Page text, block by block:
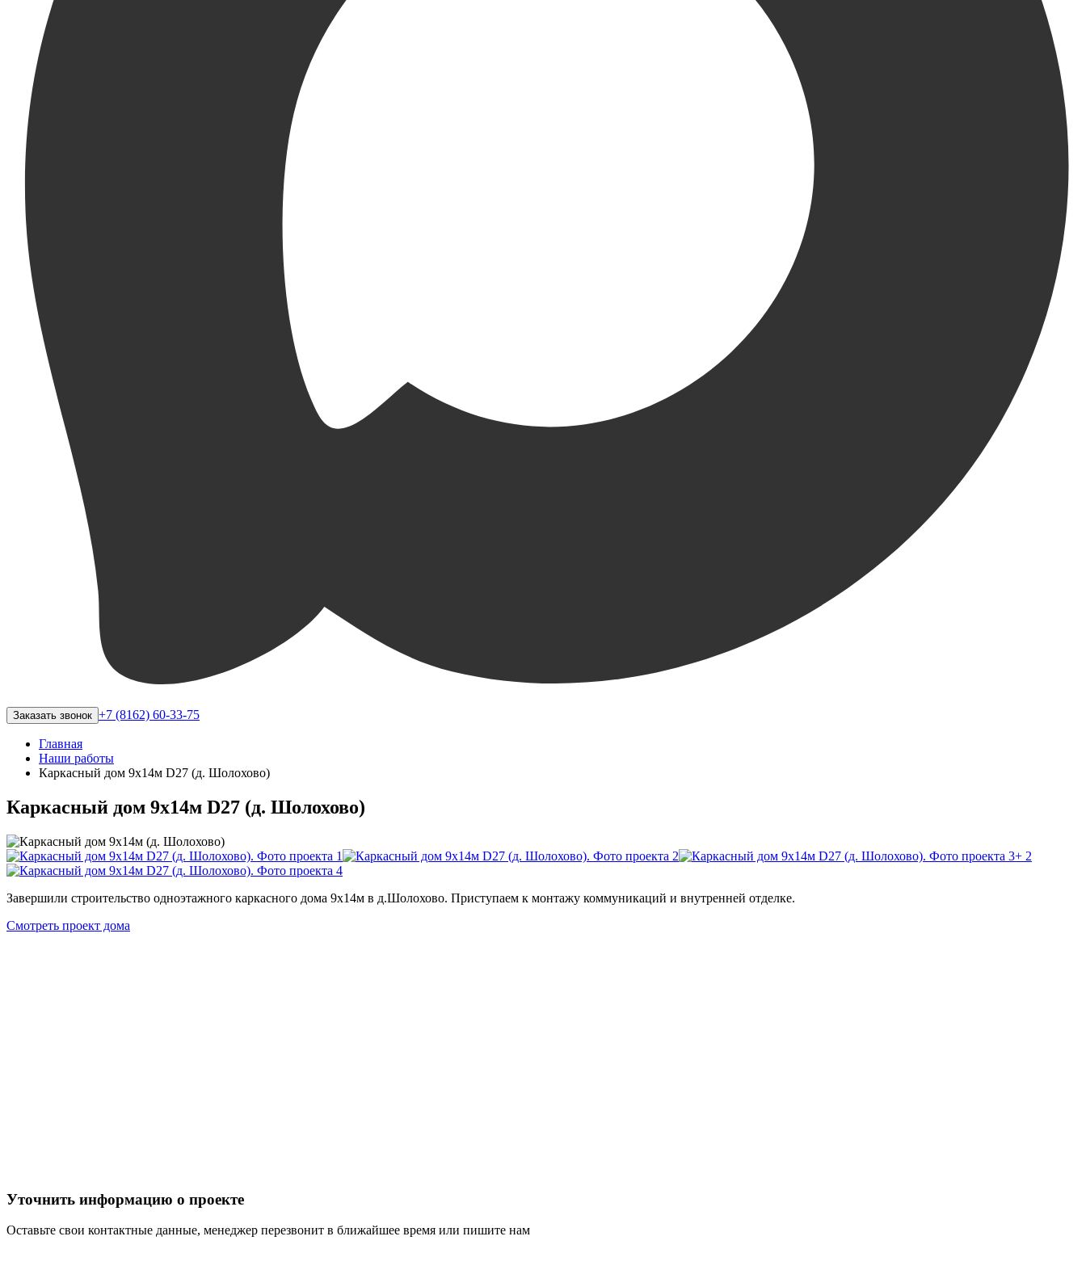
Заказать звонок +7 (8162) 60-33-75
Главная
Наши работы
Каркасный дом 9х14м D27 (д. Шолохово)
Каркасный дом 9х14м D27 (д. Шолохово)
+ 2
Завершили строительство одноэтажного каркасного дома 9х14м в д.Шолохово. Приступаем к монтажу коммуникаций и внутренней отделке.
Смотреть проект дома
Уточнить информацию о проекте
Оставьте свои контактные данные, менеджер перезвонит в ближайшее время или пишите нам